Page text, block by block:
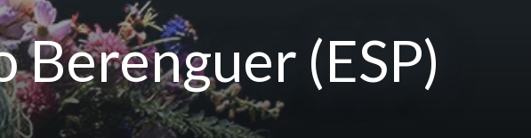
Berenguer (ESP)